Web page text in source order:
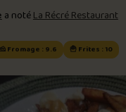
a notéLa Récré Restaurant
🧀 Fromage : 9.6 🍟 Frites : 10